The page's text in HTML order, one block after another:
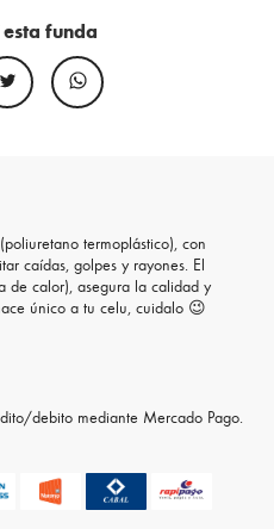
funda
termoplástico), con
caídas, golpes y rayones. El
de calor), asegura la calidad y
único a tu celu, cuidalo 😉
debito mediante Mercado Pago.